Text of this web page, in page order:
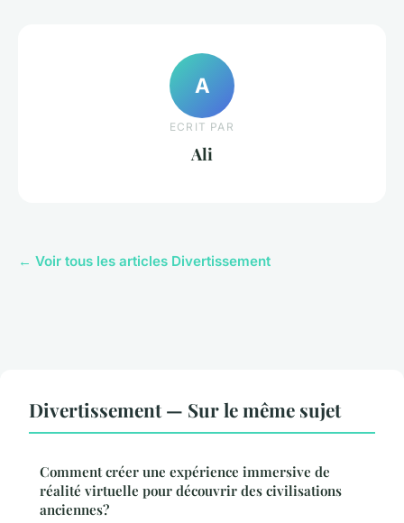
A
ECRIT PAR
Ali
← Voir tous les articles Divertissement
Divertissement — Sur le même sujet
Comment créer une expérience immersive de
réalité virtuelle pour découvrir des civilisations
anciennes?